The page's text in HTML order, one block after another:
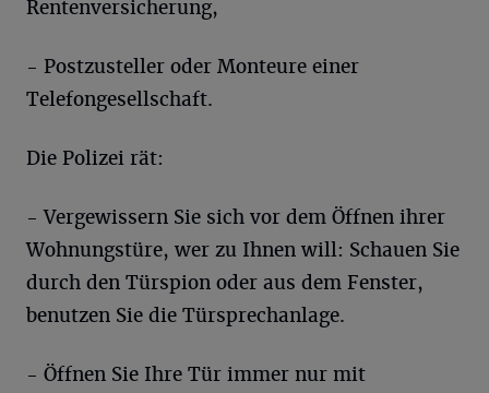
Rentenversicherung,
- Postzusteller oder Monteure einer
Telefongesellschaft.
Die Polizei rät:
- Vergewissern Sie sich vor dem Öffnen ihrer
Wohnungstüre, wer zu Ihnen will: Schauen Sie
durch den Türspion oder aus dem Fenster,
benutzen Sie die Türsprechanlage.
- Öffnen Sie Ihre Tür immer nur mit